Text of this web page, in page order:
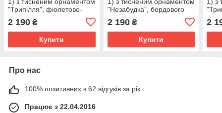
"Трипілля", фіолетово-
чорного кольору, 19х13х6
см
2 190 ₴
Купити
"Незабудка", бордового
2 190₴
Купити
2
Про нас
100% позитивних з 62 відгуків за рік
Працює з 22.04.2016